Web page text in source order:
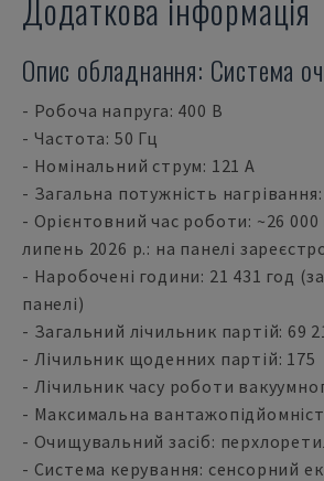
Додаткова інформація
Опис обладнання: Система
- Робоча напруга: 400 В
- Частота: 50 Гц
- Номінальний струм: 121 А
- Загальна потужність
- Орієнтовний час роботи: ~26
липень 2026 р.: на панелі
- Наробочені години: 21 431 год
панелі)
- Загальний лічильник партій: 69
- Лічильник щоденних партій: 175
- Лічильник часу роботи
- Максимальна
- Очищувальний засіб:
- Система керування: сенсорний